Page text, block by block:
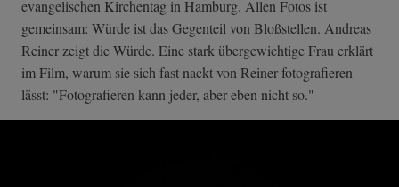
evangelischen Kirchentag in Hamburg. Allen Fotos ist
gemeinsam: Würde ist das Gegenteil von Bloßstellen. Andreas
Reiner zeigt die Würde. Eine stark übergewichtige Frau erklärt
im Film, warum sie sich fast nackt von Reiner fotografieren
lässt: "Fotografieren kann jeder, aber eben nicht so."